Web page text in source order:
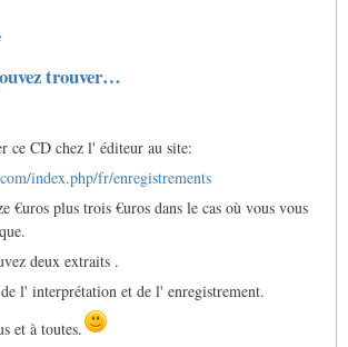
trouver…
ce CD chez l' éditeur au site:
index.php/fr/enregistrements
€uros plus trois €uros dans le cas où vous vous
deux extraits .
l' interprétation et de l' enregistrement.
et à toutes.